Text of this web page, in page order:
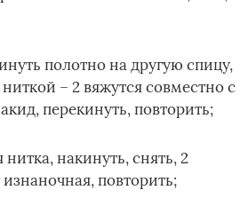
полотно на другую спицу,
– 2 вяжутся совместно с
перекинуть, повторить;
нитка, накинуть, снять, 2
изнаночная, повторить;